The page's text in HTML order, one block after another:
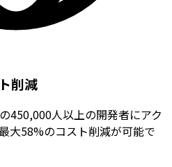
削減
450,000人以上の開発者にアク
大58%のコスト削減が可能で